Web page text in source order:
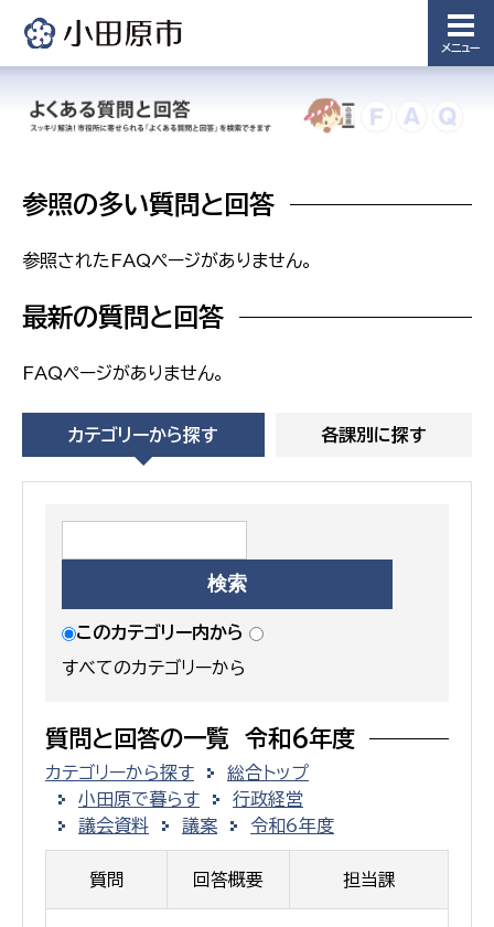
メニュー
浄水管理
農業委
員会事
農業委員
議会局
課
参照の多い質問と回答
参照されたFAQページがありません。
最新の質問と回答
FAQページがありません。
カテゴリーから探す 各課別に探す
このカテゴリー内から
すべてのカテゴリーから
質問と回答の一覧 令和6年度
カテゴリーから探す
総合トップ
小田原で暮らす
行政経営
議会資料
議案 令和6年度
質問 回答概要 担当課